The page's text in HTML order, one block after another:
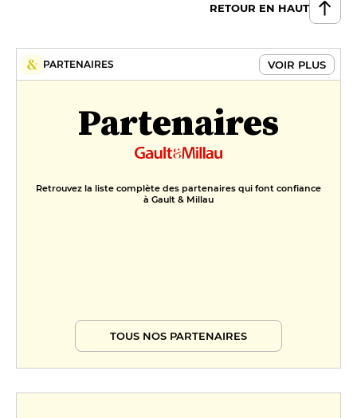
RETOUR EN HAUT
PARTENAIRES VOIR PLUS
Partenaires
Retrouvez la liste complète des partenaires qui font confiance
à Gault & Millau
TOUS NOS PARTENAIRES